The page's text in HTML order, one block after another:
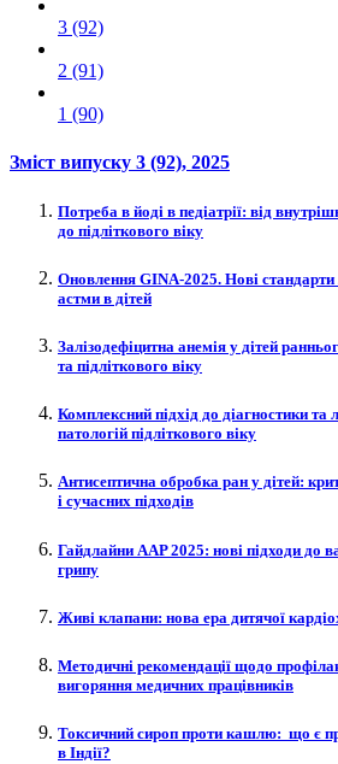
3 (92)
2 (91)
1 (90)
Зміст випуску 3 (92), 2025
Потреба в йоді в педіатрії: від
до підліткового віку
Оновлення GINA-2025. Нові стандарти
астми в дітей
Залізодефіцитна анемія у дітей
та підліткового віку
Комплексний підхід до діагностики та
патологій підліткового віку
Антисептична обробка ран у дітей:
і сучасних підходів
Гайдлайни AAP 2025: нові підходи до
грипу
Живі клапани: нова ера дитячої
Методичні рекомендації щодо
вигоряння медичних працівників
Токсичний сироп проти кашлю: що є
в Індії?